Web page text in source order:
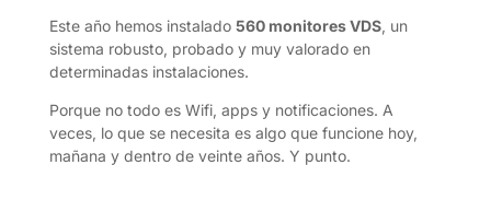
Este año hemos instalado 560 monitores VDS, un
sistema robusto, probado y muy valorado en
determinadas instalaciones.
Porque no todo es Wifi, apps y notificaciones. A
veces, lo que se necesita es algo que funcione hoy,
mañana y dentro de veinte años. Y punto.